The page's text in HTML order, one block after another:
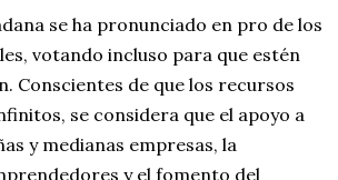
se ha pronunciado en pro de los
votando incluso para que estén
Conscientes de que los recursos
se considera que el apoyo a
y medianas empresas, la
y el fomento del